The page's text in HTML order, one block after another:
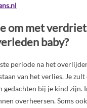
om met
baby?
periode na het
van het verlies. Je zult
gedachten bij je kind zijn.
overheersen. Soms